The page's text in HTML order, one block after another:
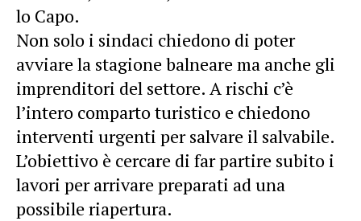
lo Capo.
Non solo i sindaci chiedono di poter
avviare la stagione balneare ma anche gli
imprenditori del settore. A rischi c’è
l’intero comparto turistico e chiedono
interventi urgenti per salvare il salvabile.
L’obiettivo è cercare di far partire subito i
lavori per arrivare preparati ad una
possibile riapertura.